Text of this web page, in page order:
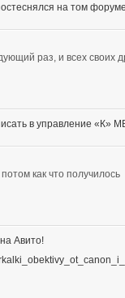
на том
раз, и всех своих
в управление «К»
как что получилось
Авито!